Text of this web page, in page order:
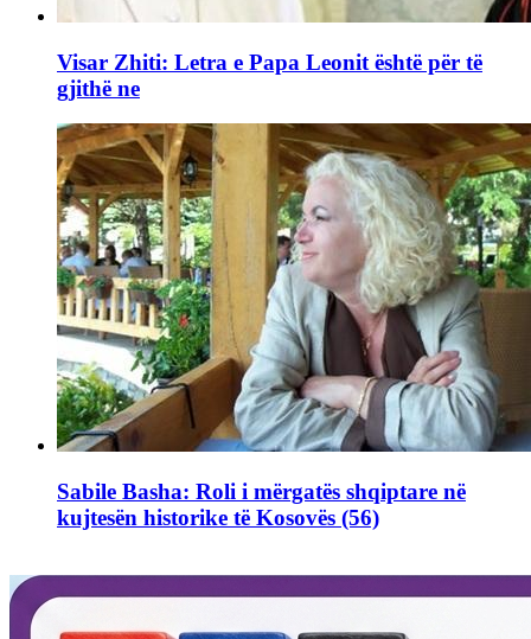
Visar Zhiti: Letra e Papa Leonit është për të
gjithë ne
Sabile Basha: Roli i mërgatës shqiptare në
kujtesën historike të Kosovës (56)